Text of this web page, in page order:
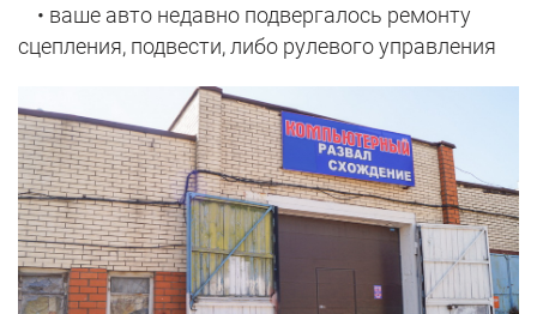
• ваше авто недавно подвергалось ремонту
сцепления, подвести, либо рулевого управления